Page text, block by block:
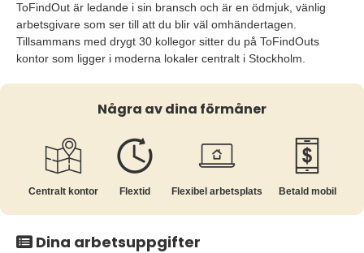
ToFindOut är ledande i sin bransch och är en ödmjuk, vänlig
arbetsgivare som ser till att du blir väl omhändertagen.
Tillsammans med drygt 30 kollegor sitter du på ToFindOuts
kontor som ligger i moderna lokaler centralt i Stockholm.
Några av dina förmåner
Centralt kontor Flextid Flexibel arbetsplats Betald mobil
Dina arbetsuppgifter